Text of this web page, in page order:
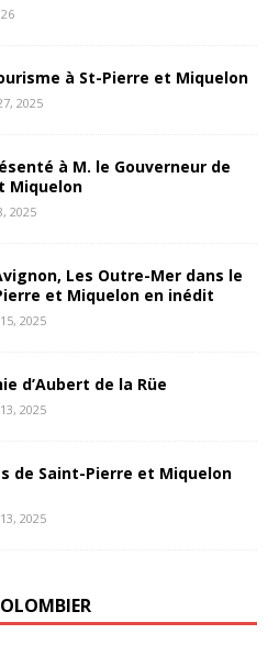
à St-Pierre et Miquelon
2025
à M. le Gouverneur de
Miquelon
2025
Les Outre-Mer dans le
et Miquelon en inédit
2025
d’Aubert de la Rüe
2025
de Saint-Pierre et Miquelon
2025